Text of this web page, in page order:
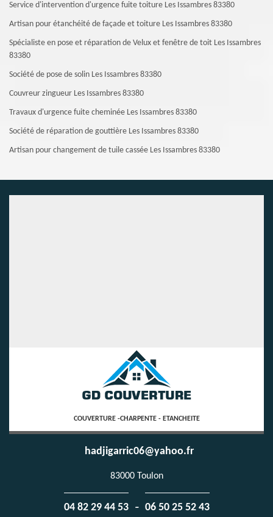
Service d'intervention d'urgence fuite toiture Les Issambres 83380
Artisan pour étanchéité de façade et toiture Les Issambres 83380
Spécialiste en pose et réparation de Velux et fenêtre de toit Les Issambres
83380
Société de pose de solin Les Issambres 83380
Couvreur zingueur Les Issambres 83380
Travaux d'urgence fuite cheminée Les Issambres 83380
Société de réparation de gouttière Les Issambres 83380
Artisan pour changement de tuile cassée Les Issambres 83380
COUVERTURE -CHARPENTE - ETANCHEITE
hadjigarric06@yahoo.fr
83000 Toulon
04 82 29 44 53 - 06 50 25 52 43